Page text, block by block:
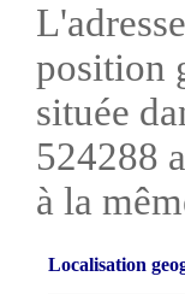
position
située
524288
à la
Localisation